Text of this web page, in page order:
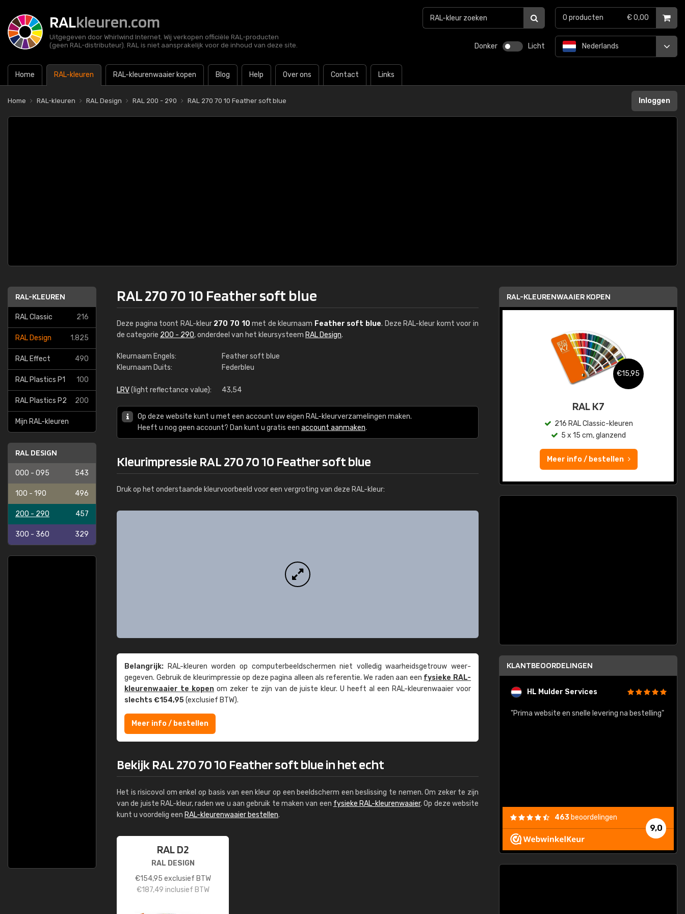
RALkleuren.com
Uitgegeven door Whirlwind Internet. Wij verkopen officiële RAL-producten
(geen RAL-distributeur). RAL is niet aansprakelijk voor de inhoud van deze site.
Donker Licht
Home RAL-kleuren RAL-kleurenwaaier kopen Blog Help Over ons Contact Links
Nederlands
0 producten € 0,00
Home RAL-kleuren RAL Design RAL 200 - 290 RAL 270 70 10 Feather soft blue Inloggen
RAL-KLEUREN
RAL Classic 216
RAL Design 1.825
RAL Effect 490
RAL Plastics P1 100
RAL Plastics P2 200
Mijn RAL-kleuren
RAL DESIGN
000 - 095 543
100 - 190 496
200 - 290 457
300 - 360 329
RAL 270 70 10 Feather soft blue
Deze pagina toont RAL-kleur 270 70 10 met de kleurnaam Feather soft blue. Deze RAL-kleur komt voor in
de categorie 200 - 290, onderdeel van het kleursysteem RAL Design.
Kleurnaam Engels:
Feather soft blue
Kleurnaam Duits:
Federbleu
LRV(light reflectance value): 43,54
Op deze website kunt u met een account uw eigen RAL-kleurverzamelingen maken.
Heeft u nog geen account? Dan kunt u gratis een account aanmaken.
Kleurimpressie RAL 270 70 10 Feather soft blue
Druk op het onderstaande kleurvoorbeeld voor een vergroting van deze RAL-kleur:
Belangrijk: RAL-kleuren worden op computer­beeld­schermen niet volledig waarheids­­getrouw weer­
gegeven. Gebruik de kleur­impressie op deze pagina alleen als referentie. We raden aan een fysieke RAL-
kleuren­waaier te kopenom zeker te zijn van de juiste kleur. U heeft al een RAL-kleuren­waaier voor
slechts €154,95(exclusief BTW).
Meer info / bestellen
Bekijk RAL 270 70 10 Feather soft blue in het echt
Het is risicovol om enkel op basis van een kleur op een beeldscherm een beslissing te nemen. Om zeker te zijn
van de juiste RAL-kleur, raden we u aan gebruik te maken van een fysieke RAL-kleurenwaaier. Op deze website
kunt u voordelig een RAL-kleurenwaaier bestellen.
RAL D2
RAL DESIGN
€154,95 exclusief BTW
€187,49 inclusief BTW
RAL-KLEURENWAAIER KOPEN
RAL K7 op waterbasis
€15,95
RAL K7
216 RAL Classic-kleuren
5 x 15 cm, glanzend
Meer info / bestellen
KLANTBEOORDELINGEN
Kambier BV HL Mulder Services
"Prima website en snelle levering na bestelling"
9,0
463 beoordelingen